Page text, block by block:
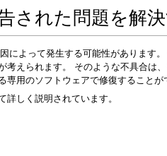
された問題を解
によって発生する可能性があります
考えられます。 そのような不具合は
用のソフトウェアで修復することが
しく説明されています。